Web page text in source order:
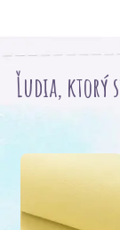
Ľudia,